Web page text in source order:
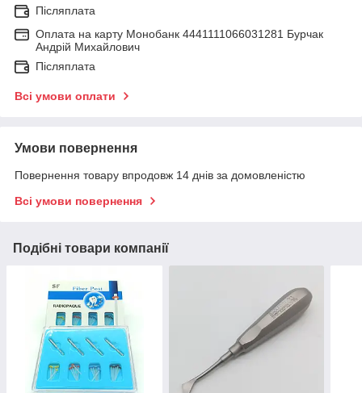
Післяплата
Оплата на карту Монобанк 4441111066031281 Бурчак
Андрій Михайлович
Післяплата
Всі умови оплати
Умови повернення
Повернення товару впродовж 14 днів за домовленістю
Всі умови повернення
Подібні товари компанії